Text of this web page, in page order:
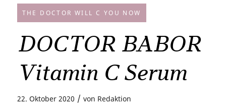
THE DOCTOR WILL C YOU NOW
DOCTOR BABOR
Vitamin C Serum
22. Oktober 2020 / von Redaktion